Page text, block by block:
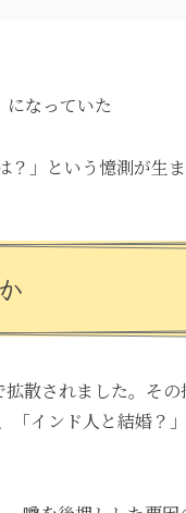
なっていた
」という憶測が生
散されました。その
「インド人と結婚？